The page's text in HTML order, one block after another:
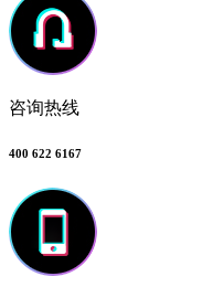
咨询热线
400 622 6167